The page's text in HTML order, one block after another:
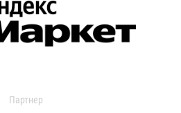
Партнер